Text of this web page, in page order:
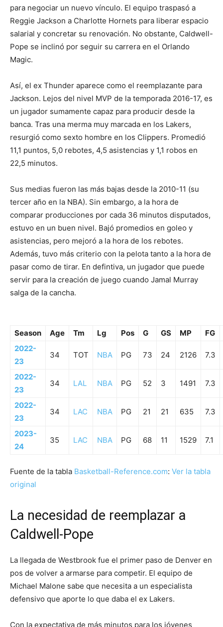
para negociar un nuevo vínculo. El equipo traspasó a
Reggie Jackson a Charlotte Hornets para liberar espacio
salarial y concretar su renovación. No obstante, Caldwell-
Pope se inclinó por seguir su carrera en el Orlando
Magic.
Así, el ex Thunder aparece como el reemplazante para
Jackson. Lejos del nivel MVP de la temporada 2016-17, es
un jugador sumamente capaz para producir desde la
banca. Tras una merma muy marcada en los Lakers,
resurgió como sexto hombre en los Clippers. Promedió
11,1 puntos, 5,0 rebotes, 4,5 asistencias y 1,1 robos en
22,5 minutos.
Sus medias fueron las más bajas desde la 2010-11 (su
tercer año en la NBA). Sin embargo, a la hora de
comparar producciones por cada 36 minutos disputados,
estuvo en un buen nivel. Bajó promedios en goleo y
asistencias, pero mejoró a la hora de los rebotes.
Además, tuvo más criterio con la pelota tanto a la hora de
pasar como de tirar. En defintiva, un jugador que puede
servir para la creación de juego cuando Jamal Murray
salga de la cancha.
Season Age Tm Lg Pos G GS MP
FG
2022-
23
34 TOT NBA PG 73 24 2126 7.3
2022-
23
34 LAL NBA PG 52 3 1491 7.3
2022-
23
34 LAC NBA PG 21 21 635 7.3
2023-
24
35 LAC NBA PG 68 11 1529 7.1
Fuente de la tabla Basketball-Reference.com: Ver la tabla
original
La necesidad de reemplazar a
Caldwell-Pope
La llegada de Westbrook fue el primer paso de Denver en
pos de volver a armarse para competir. El equipo de
Michael Malone sabe que necesita a un especialista
defensivo que aporte lo que daba el ex Lakers.
Con la expectativa de más minutos para los jóvenes